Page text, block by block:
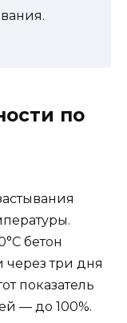
по
бетон
через три дня
показатель
— до 100%.